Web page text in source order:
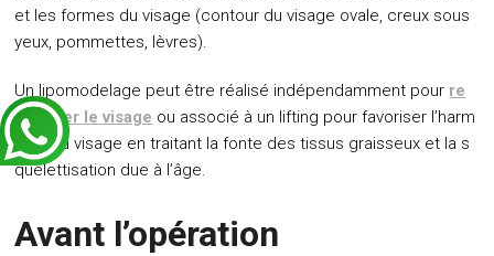
et les formes du visage (contour du visage ovale, creux sous
yeux, pommettes, lèvres).
Un lipomodelage peut être réalisé indépendamment pour re
modeler le visage ou associé à un lifting pour favoriser l’harm
onie du visage en traitant la fonte des tissus graisseux et la s
quelettisation due à l’âge.
Avant l’opération